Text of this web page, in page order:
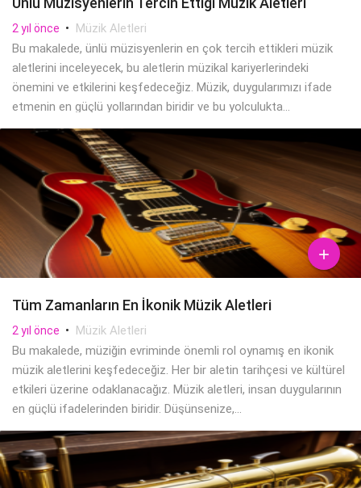
2 yıl önce • Müzik Aletleri
Bu makalede, ünlü müzisyenlerin en çok tercih ettikleri müzik
aletlerini inceleyecek, bu aletlerin müzikal kariyerlerindeki
önemini ve etkilerini keşfedeceğiz. Müzik, duygularımızı ifade
etmenin en güçlü yollarından biridir ve bu yolculukta...

Tüm Zamanların En İkonik Müzik Aletleri
2 yıl önce • Müzik Aletleri
Bu makalede, müziğin evriminde önemli rol oynamış en ikonik
müzik aletlerini keşfedeceğiz. Her bir aletin tarihçesi ve kültürel
etkileri üzerine odaklanacağız. Müzik aletleri, insan duygularının
en güçlü ifadelerinden biridir. Düşünsenize,...